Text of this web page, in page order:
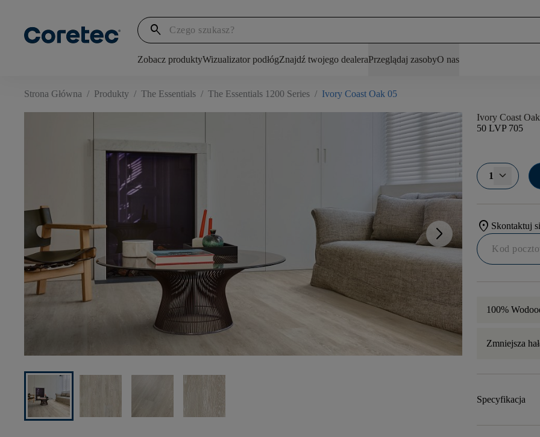
search
Zobacz produktyWizualizator podłógZnajdź twojego dealeraPrzeglądaj zasobyO nas
Strona Główna / Produkty / The Essentials / The Essentials 1200 Series / Ivory Coast Oak 05
arrow_forward_ios
Ivory Coast
50 LVP 705
1
location_on Skontaktuj
100%
Zmniejsza
Specyfikacja